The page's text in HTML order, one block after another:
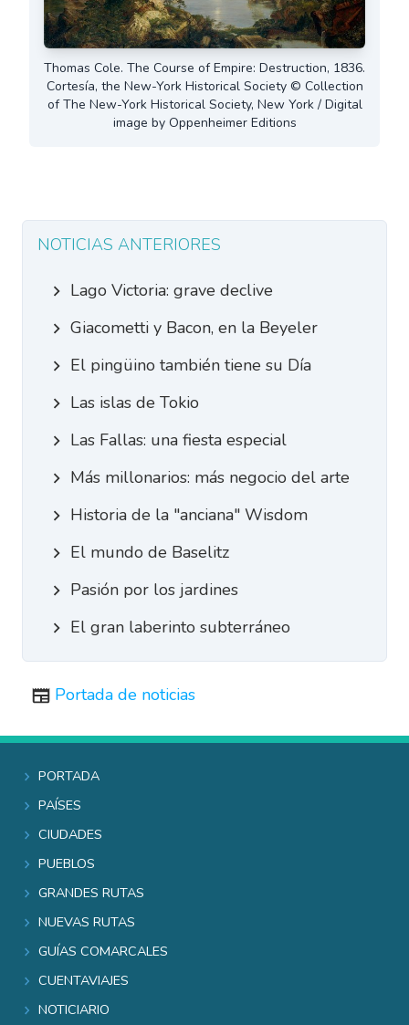
Thomas Cole. The Course of Empire: Destruction, 1836.
Cortesía, the New-York Historical Society © Collection
of The New-York Historical Society, New York / Digital
image by Oppenheimer Editions
NOTICIAS ANTERIORES
Lago Victoria: grave declive
Giacometti y Bacon, en la Beyeler
El pingüino también tiene su Día
Las islas de Tokio
Las Fallas: una fiesta especial
Más millonarios: más negocio del arte
Historia de la "anciana" Wisdom
El mundo de Baselitz
Pasión por los jardines
El gran laberinto subterráneo
Portada de noticias
Portada
Países
Ciudades
Pueblos
Grandes rutas
Nuevas rutas
Guías comarcales
Cuentaviajes
Noticiario